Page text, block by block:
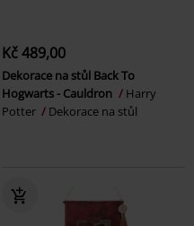
Kč 489,00
Dekorace na stůl Back To
Hogwarts - Cauldron
Harry
Potter
Dekorace na stůl